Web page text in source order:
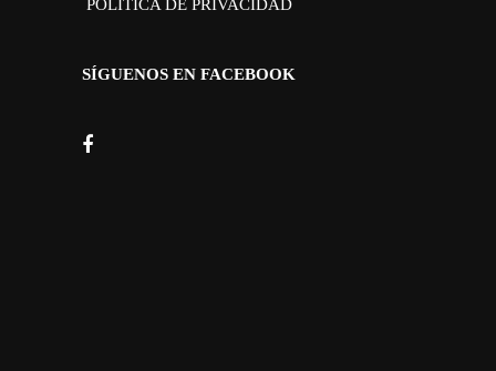
POLÍTICA DE PRIVACIDAD
SÍGUENOS EN FACEBOOK